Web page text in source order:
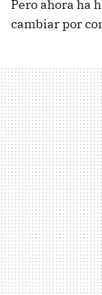
Pero ahora ha
cambiar por